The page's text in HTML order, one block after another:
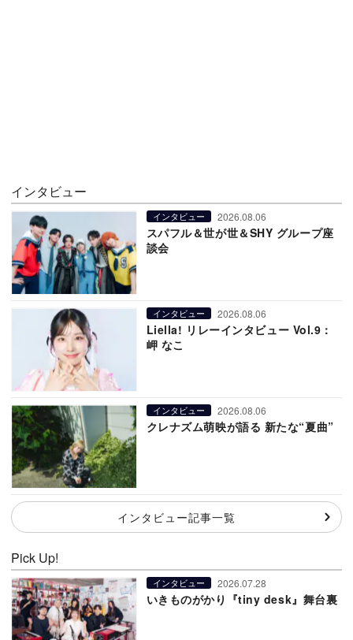
インタビュー
インタビュー 2026.08.06
スパフル＆世が世＆SHY グループ座
談会
インタビュー 2026.08.06
Liella! リレーインタビュー Vol.9：
岬 なこ
インタビュー 2026.08.06
クレナズム萌映が語る 新たな“夏曲”
インタビュー記事一覧
Pick Up!
インタビュー 2026.07.28
いきものがかり『tiny desk』舞台裏